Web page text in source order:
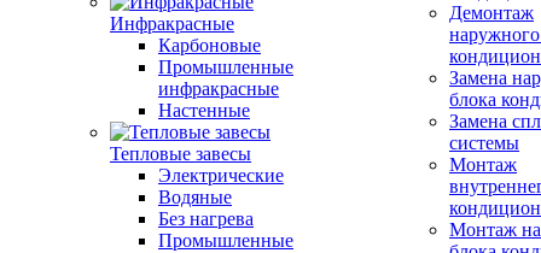
Инфракрасные
Карбоновые
Промышленные
инфракрасные
Настенные
Тепловые завесы
Электрические
Водяные
Без нагрева
Промышленные
Демонтаж
Замена
блока
Замена
системы
Монтаж
Монтаж